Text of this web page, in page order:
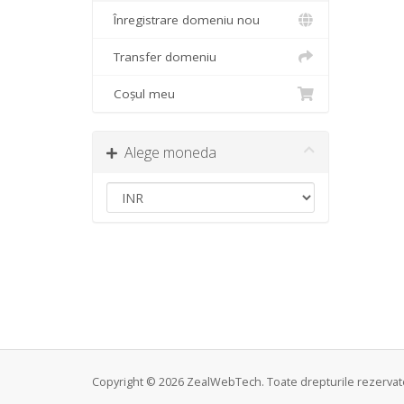
Înregistrare domeniu nou
Transfer domeniu
Coșul meu
Alege moneda
Copyright © 2026 ZealWebTech. Toate drepturile